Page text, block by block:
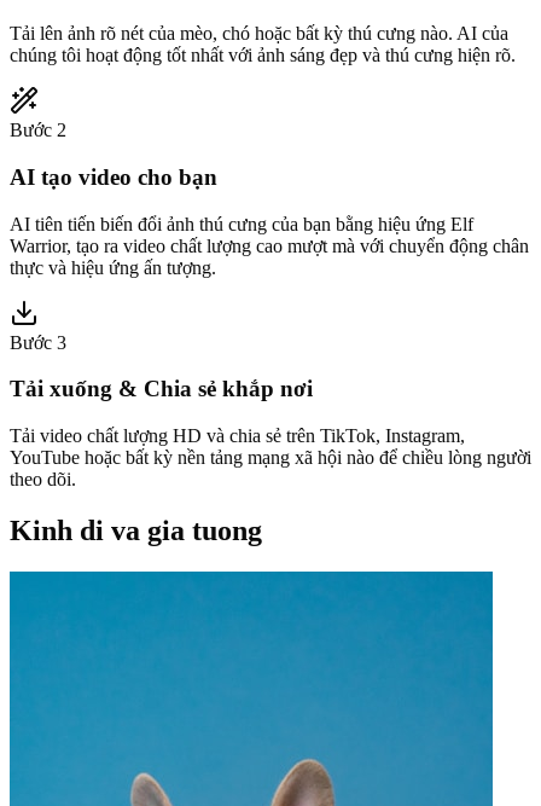
Tải lên ảnh rõ nét của mèo, chó hoặc bất kỳ thú cưng nào. AI của
chúng tôi hoạt động tốt nhất với ảnh sáng đẹp và thú cưng hiện rõ.
Bước 2
AI tạo video cho bạn
AI tiên tiến biến đổi ảnh thú cưng của bạn bằng hiệu ứng Elf
Warrior, tạo ra video chất lượng cao mượt mà với chuyển động chân
thực và hiệu ứng ấn tượng.
Bước 3
Tải xuống & Chia sẻ khắp nơi
Tải video chất lượng HD và chia sẻ trên TikTok, Instagram,
YouTube hoặc bất kỳ nền tảng mạng xã hội nào để chiều lòng người
theo dõi.
Kinh di va gia tuong